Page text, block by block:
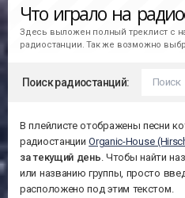
Что играло на
Здесь выложен полный треклист с
радиостанции. Так же возможно
Поиск радиостанций:
В плейлисте отображены песни
радиостанцииOrganic-House
затекущий день . Чтобы найти
или названию группы, просто
расположено под этим текстом.